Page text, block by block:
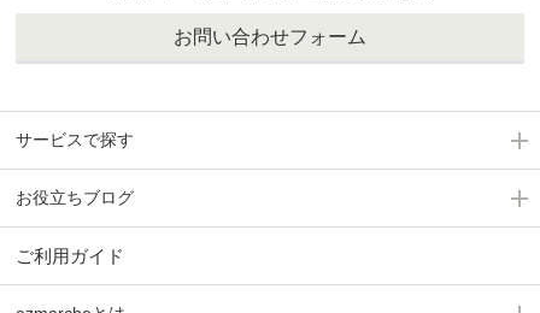
お問い合わせフォーム
サービスで探す
お役立ちブログ
ご利用ガイド